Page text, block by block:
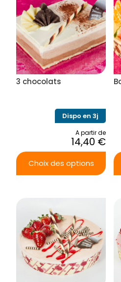
3 chocolats
Dispo en 3j
A partir de
14,40 €
Choix des options
variations.
Les
options
peuvent
être
choisies
sur